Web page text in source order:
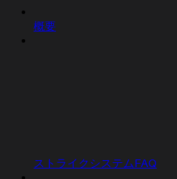
概要
ストライクシステムFAQ